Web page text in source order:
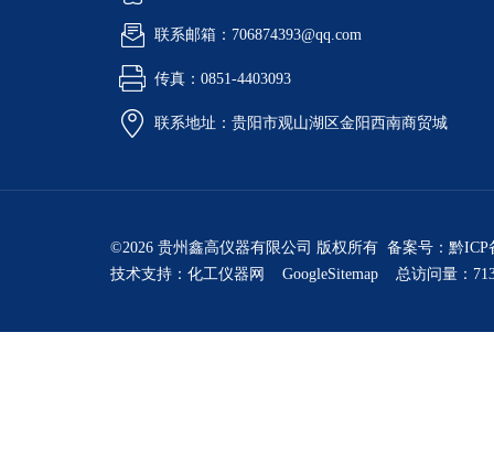
联系邮箱：706874393@qq.com
传真：0851-4403093
联系地址：贵阳市观山湖区金阳西南商贸城
©2026 贵州鑫高仪器有限公司 版权所有 备案号： 黔ICP
技术支持： 化工仪器网 GoogleSitemap 总访问量：